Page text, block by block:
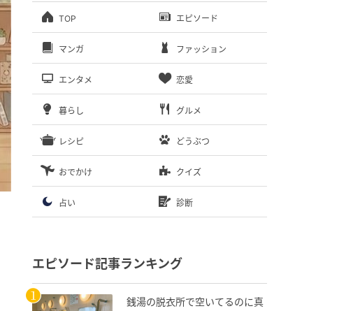
TOP エピソード
マンガ ファッション
エンタメ 恋愛
暮らし グルメ
レシピ どうぶつ
おでかけ クイズ
占い 診断
エピソード記事ランキング
銭湯の脱衣所で空いてるのに真